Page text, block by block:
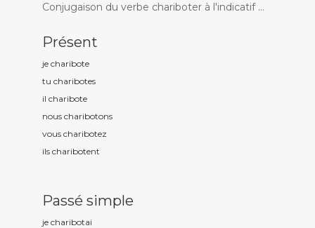
Conjugaison du verbe chariboter à l'indicatif ...
Présent
je charibote
tu charibotes
il charibote
nous charibotons
vous charibotez
ils charibotent
Passé simple
je charibotai